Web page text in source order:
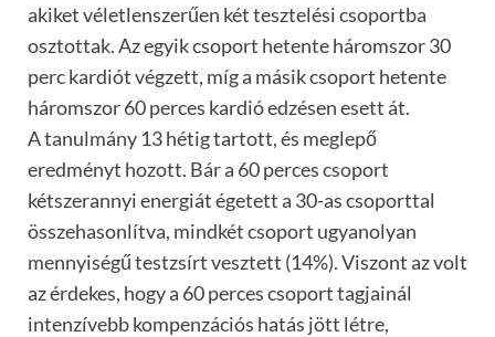
akiket véletlenszerűen két tesztelési csoportba
osztottak. Az egyik csoport hetente háromszor 30
perc kardiót végzett, míg a másik csoport hetente
háromszor 60 perces kardió edzésen esett át.
A tanulmány 13 hétig tartott, és meglepő
eredményt hozott. Bár a 60 perces csoport
kétszerannyi energiát égetett a 30-as csoporttal
összehasonlítva, mindkét csoport ugyanolyan
mennyiségű testzsírt vesztett (14%). Viszont az volt
az érdekes, hogy a 60 perces csoport tagjainál
intenzívebb kompenzációs hatás jött létre,